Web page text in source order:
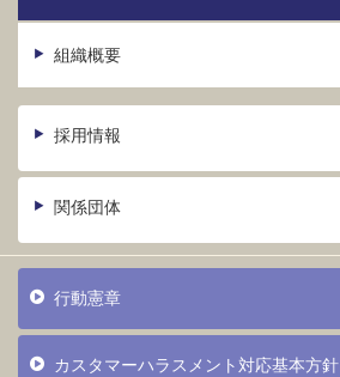
組織概要
採用情報
関係団体
行動憲章
カスタマーハラスメント対応基本方針